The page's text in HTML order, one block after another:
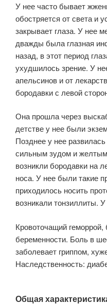
У нее часто бывает
обостряется от света и
закрывает глаза. У нее
дважды была глазная
назад, в этот период
ухудшилось зрение. У
апельсинов и от
бородавки с левой
Она прошла через
детстве у нее были
Позднее у нее
сильным зудом и
возникли бородавки на
носа. У нее были такие
приходилось носить
возникали тонзиллиты.
Кровоточащий
беременности. Боль в
заболевает гриппом,
Наследственность:
Общая